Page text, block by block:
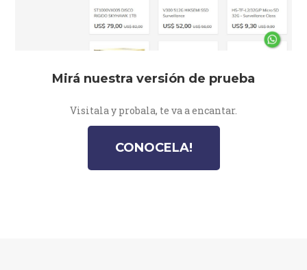
Mirá nuestra versión de prueba
Visitala y probala, te va a encantar.
CONOCELA!